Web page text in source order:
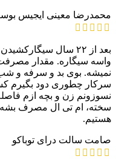
محمدرضا معینی ایجیس
بعد از ۲۲ سال
واسه سیگاره. مقدار
سرکار چطوری دود بگیرم
نسوزونم زن و بچه ازم
سخته، ام تی ال مصرف بشه
هستیم.
صامت سالت درای توباکو